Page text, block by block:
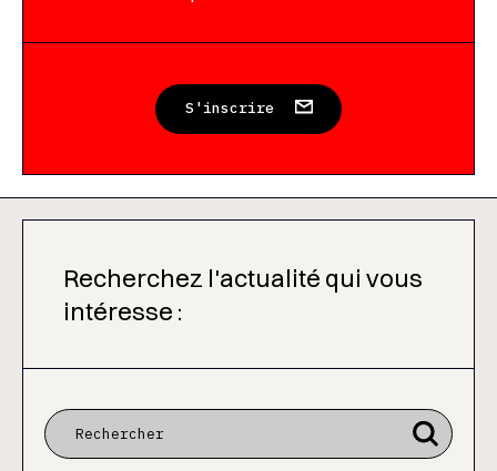
S'inscrire
Recherchez l'actualité qui vous
intéresse :